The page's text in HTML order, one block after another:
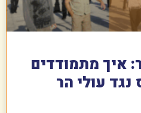
איך מתמודדים
עולי הר